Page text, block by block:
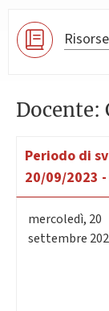
Docente:
Periodo di
20/09/2023
mercoledì, 20
settembre